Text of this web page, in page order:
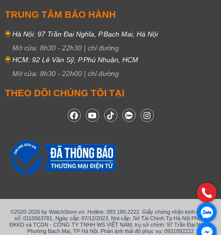
TRUNG TÂM BẢO HÀNH
Hà Nội: 97 Trần Đại Nghĩa, P.Bạch Mai, Hà Nội
Mở cửa: 8h30 - 22h30 | chỉ đường
HCM: 92 Lê Văn Sỹ, P.Phú Nhuận, HCM
Mở cửa: 8h30 - 22h00 | chỉ đường
THEO DÕI CHÚNG TÔI TẠI
©2020-2026 by WatchStore.vn. Hotline: 093.189.2222. Giấy chứng nhận kinh doanh
số: 0110563781, Ngày cấp: 07/12/2023, Nơi cấp: Sở Tài Chính Tp Hà Nội Phòng
ĐKKD và TCDN - CÔNG TY TNHH WS VIỆT NAM, trụ sở chính: 97 Trần Đại Nghĩa,
Phường Bạch Mai, TP Hà Nội. Phản ánh thái độ phục vụ: 0931892222